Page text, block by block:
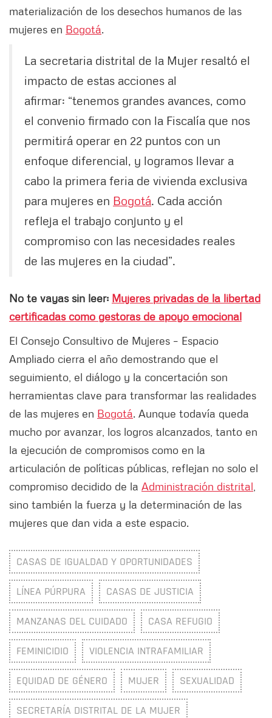
materialización de los desechos humanos de las
mujeres en Bogotá.
La secretaria distrital de la Mujer resaltó el
impacto de estas acciones al
afirmar: “tenemos grandes avances, como
el convenio firmado con la Fiscalía que nos
permitirá operar en 22 puntos con un
enfoque diferencial, y logramos llevar a
cabo la primera feria de vivienda exclusiva
para mujeres en Bogotá. Cada acción
refleja el trabajo conjunto y el
compromiso con las necesidades reales
de las mujeres en la ciudad”.
No te vayas sin leer: Mujeres privadas de la libertad
certificadas como gestoras de apoyo emocional
El Consejo Consultivo de Mujeres – Espacio
Ampliado cierra el año demostrando que el
seguimiento, el diálogo y la concertación son
herramientas clave para transformar las realidades
de las mujeres en Bogotá. Aunque todavía queda
mucho por avanzar, los logros alcanzados, tanto en
la ejecución de compromisos como en la
articulación de políticas públicas, reflejan no solo el
compromiso decidido de la Administración distrital
sino también la fuerza y la determinación de las
mujeres que dan vida a este espacio.
CASAS DE IGUALDAD Y OPORTUNIDADES
LÍNEA PÚRPURA CASAS DE JUSTICIA
MANZANAS DEL CUIDADO CASA REFUGIO
FEMINICIDIO VIOLENCIA INTRAFAMILIAR
EQUIDAD DE GÉNERO MUJER SEXUALIDAD
SECRETARÍA DISTRITAL DE LA MUJER